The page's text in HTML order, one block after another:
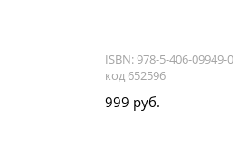
ISBN: 978-5-406-09949-0
код 652596
999 руб.